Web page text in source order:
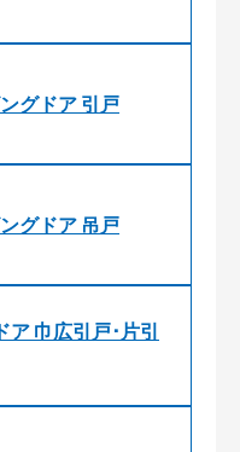
グドア 引戸
グドア 吊戸
巾広引戸･片引